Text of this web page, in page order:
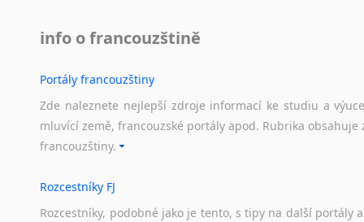
info o francouzštině
Portály francouzštiny
Zde naleznete nejlepší zdroje informací ke studiu a
mluvící země, francouzské portály apod. Rubrika
francouzštiny.
Rozcestníky FJ
Rozcestníky, podobné jako je tento, s tipy na další portály a